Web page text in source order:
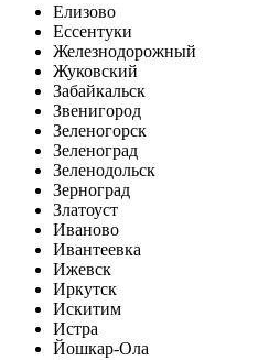
Елизово
Ессентуки
Железнодорожный
Жуковский
Забайкальск
Звенигород
Зеленогорск
Зеленоград
Зеленодольск
Зерноград
Златоуст
Иваново
Ивантеевка
Ижевск
Иркутск
Искитим
Истра
Йошкар-Ола